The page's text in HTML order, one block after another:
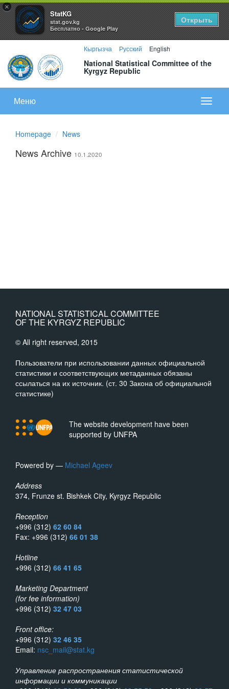
×
StatKG
stat.gov.kg
Бесплатно - Google Play
Открыть
Кыргызча Русский English
National Statistical Committee of the
Kyrgyz Republic
меню
Меню
Homepage News
News Archive 10.1.2020
NATIONAL STATISTICAL COMMITTEE
OF THE KYRGYZ REPUBLIC
© All right reserved, 2015
Пользователи при использовании данных официальной
статистики и соответствующих метаданных обязаны
ссылаться на их источник. (ст. 30 Закона об официальной
статистике)
The website development have been
supported by UNFPA
Powered by — Michael Ageev
Address
374, Frunze st. Bishkek City, Kyrgyz Republic
Reception
+996 (312) 62 60 84
Fax: +996 (312) 66 01 38
Hotline
+996 (312) 66 41 65
Marketing Department
(for fee information)
+996 (312) 32 47 03
Front office:
+996 (312) 32 46 35
Email: nsc_mail@stat.kg
Управление распространения статистической
информации и коммуникации